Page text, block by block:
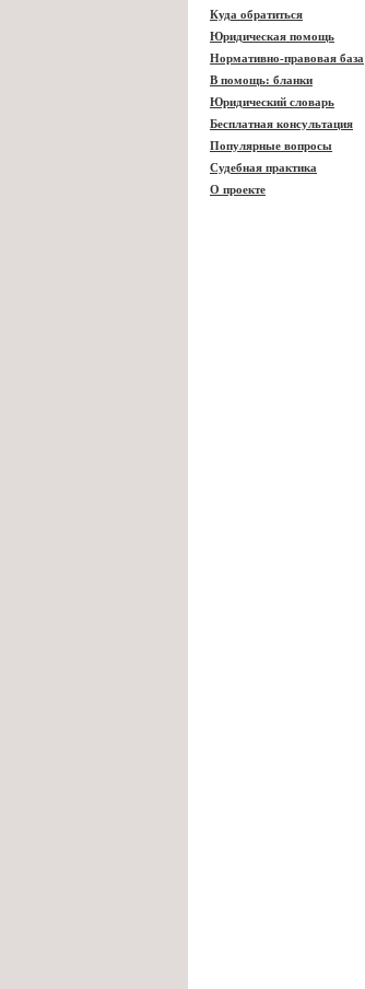
Куда обратиться
Юридическая помощь
Нормативно-правовая база
В помощь: бланки
Юридический словарь
Бесплатная консультация
Популярные вопросы
Судебная практика
О проекте